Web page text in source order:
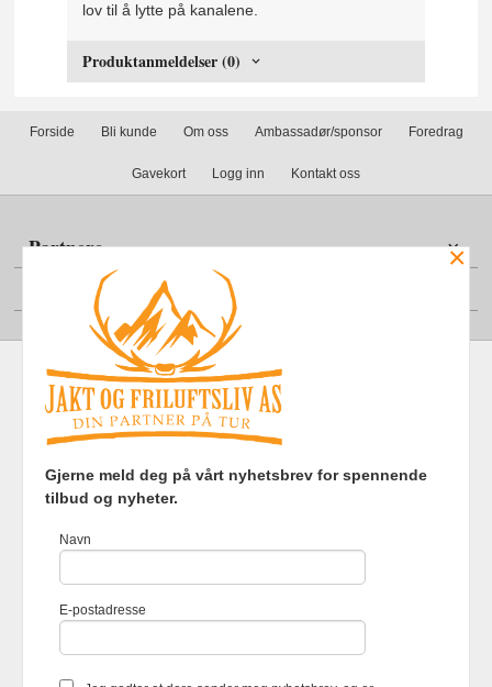
lov til å lytte på kanalene.
Produktanmeldelser (0)
Forside Bli kunde Om oss Ambassadør/sponsor Foredrag
Gavekort Logg inn Kontakt oss
Partnere
Din konto
Frakt Kjøpsbetingelser Sikkerhet og personvern
Nyhetsbrev
Foretaksregisteret 920903363
du får en bedre kjøpsopplevelse og
bruker cookies hovedsaklig til å
×
Gjerne meld deg på vårt nyhetsbrev for spennende
tilbud og nyheter.
Navn
E-postadresse